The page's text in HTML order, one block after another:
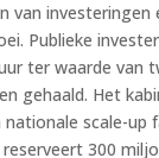
van investeringen
Publieke
ter waarde van
gehaald. Het
nationale scale-up
300